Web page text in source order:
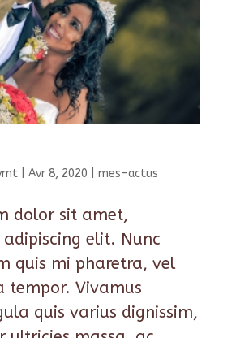
| Avr 8, 2020 mes-actus
dolor sit amet,
elit. Nunc
quis mi pharetra, vel
tempor. Vivamus
quis varius dignissim,